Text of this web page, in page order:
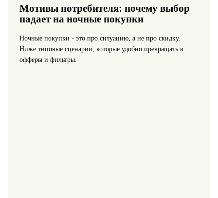
Мотивы потребителя: почему выбор
падает на ночные покупки
Ночные покупки - это про ситуацию, а не про скидку.
Ниже типовые сценарии, которые удобно превращать в
офферы и фильтры.